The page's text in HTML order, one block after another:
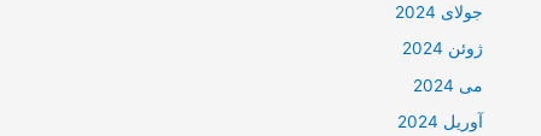
جولای 2024
ژوئن 2024
می 2024
آوریل 2024